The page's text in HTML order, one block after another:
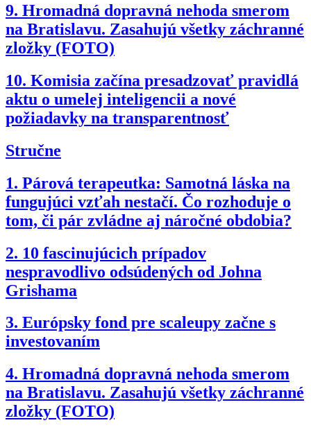
9. Hromadná dopravná nehoda smerom
na Bratislavu. Zasahujú všetky záchranné
zložky (FOTO)
10. Komisia začína presadzovať pravidlá
aktu o umelej inteligencii a nové
požiadavky na transparentnosť
Stručne
1. Párová terapeutka: Samotná láska na
fungujúci vzťah nestačí. Čo rozhoduje o
tom, či pár zvládne aj náročné obdobia?
2. 10 fascinujúcich prípadov
nespravodlivo odsúdených od Johna
Grishama
3. Európsky fond pre scaleupy začne s
investovaním
4. Hromadná dopravná nehoda smerom
na Bratislavu. Zasahujú všetky záchranné
zložky (FOTO)